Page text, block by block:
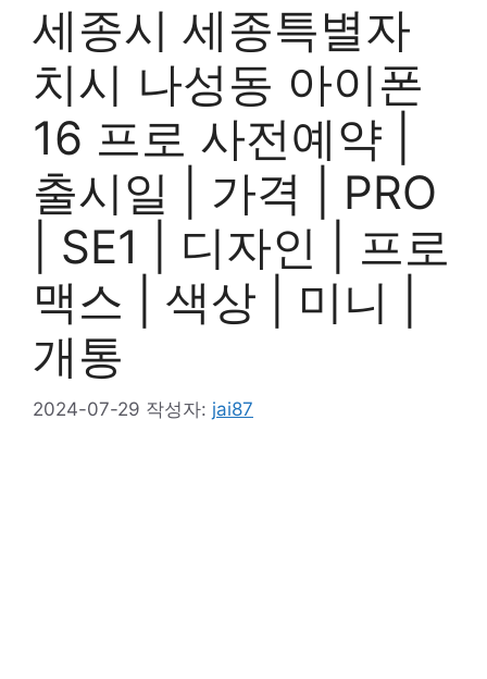
세종시 세종특별자
치시 나성동 아이폰
16 프로 사전예약 |
출시일 | 가격 | PRO
| SE1 | 디자인 | 프로
맥스 | 색상 | 미니 |
개통
2024-07-29 작성자: jai87